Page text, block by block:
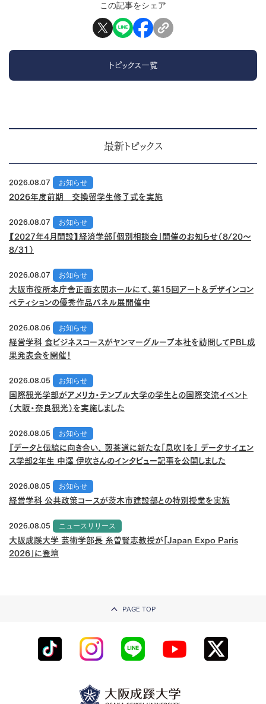
この記事をシェア
トピックス一覧
最新トピックス
2026.08.07
お知らせ
2026年度前期 交換留学生修了式を実施
2026.08.07
お知らせ
【2027年4月開設】経済学部「個別相談会」開催のお知らせ（8/20～
8/31）
2026.08.07
お知らせ
大阪市役所本庁舎正面玄関ホールにて、第15回アート＆デザインコン
ペティションの優秀作品パネル展開催中
2026.08.06
お知らせ
経営学科 食ビジネスコースがヤンマーグループ本社を訪問してPBL成
果発表会を開催！
2026.08.05
お知らせ
国際観光学部がアメリカ・テンプル大学の学生との国際交流イベント
（大阪・奈良観光）を実施しました
2026.08.05
お知らせ
『データと伝統に向き合い、 煎茶道に新たな「息吹」を』 データサイエン
ス学部2年生 中澤 伊吹さんのインタビュー記事を公開しました
2026.08.05
お知らせ
経営学科 公共政策コースが茨木市建設部との特別授業を実施
2026.08.05
ニュースリリース
大阪成蹊大学 芸術学部長 糸曽賢志教授が「Japan Expo Paris
2026」に登壇
PAGE TOP